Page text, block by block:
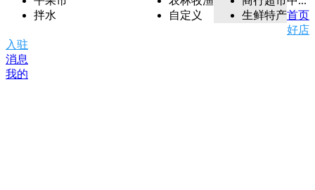
拌水
自定义
生鲜特产首页
好店
入驻
消息
我的